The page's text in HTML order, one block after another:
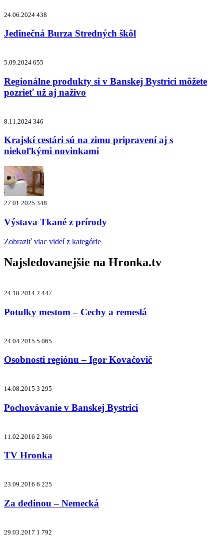
24.06.2024 438
Jedinečná Burza Stredných škôl
5.09.2024 655
Regionálne produkty si v Banskej Bystrici môžete
pozrieť už aj naživo
8.11.2024 346
Krajskí cestári sú na zimu pripravení aj s
niekoľkými novinkami
27.01.2025 348
Výstava Tkané z prírody
Zobraziť viac videí z kategórie
Najsledovanejšie na Hronka.tv
24.10.2014 2 447
Potulky mestom – Cechy a remeslá
24.04.2015 5 065
Osobnosti regiónu – Igor Kovačovič
14.08.2015 3 295
Pochovávanie v Banskej Bystrici
11.02.2016 2 366
TV Hronka
23.09.2016 6 225
Za dedinou – Nemecká
29.03.2017 1 792